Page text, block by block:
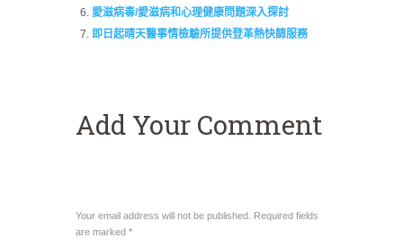
愛滋病毒/愛滋病和心理健康問題深入探討
即日起晴天醫事情檢驗所提供登革熱快篩服務
Add Your Comment
Your email address will not be published. Required fields
are marked *